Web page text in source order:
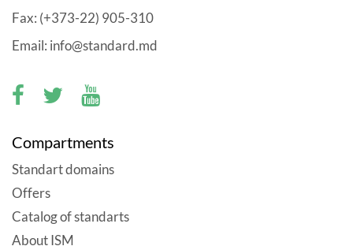
Fax: (+373-22) 905-310
Email: info@standard.md
Compartments
Standart domains
Offers
Catalog of standarts
About ISM